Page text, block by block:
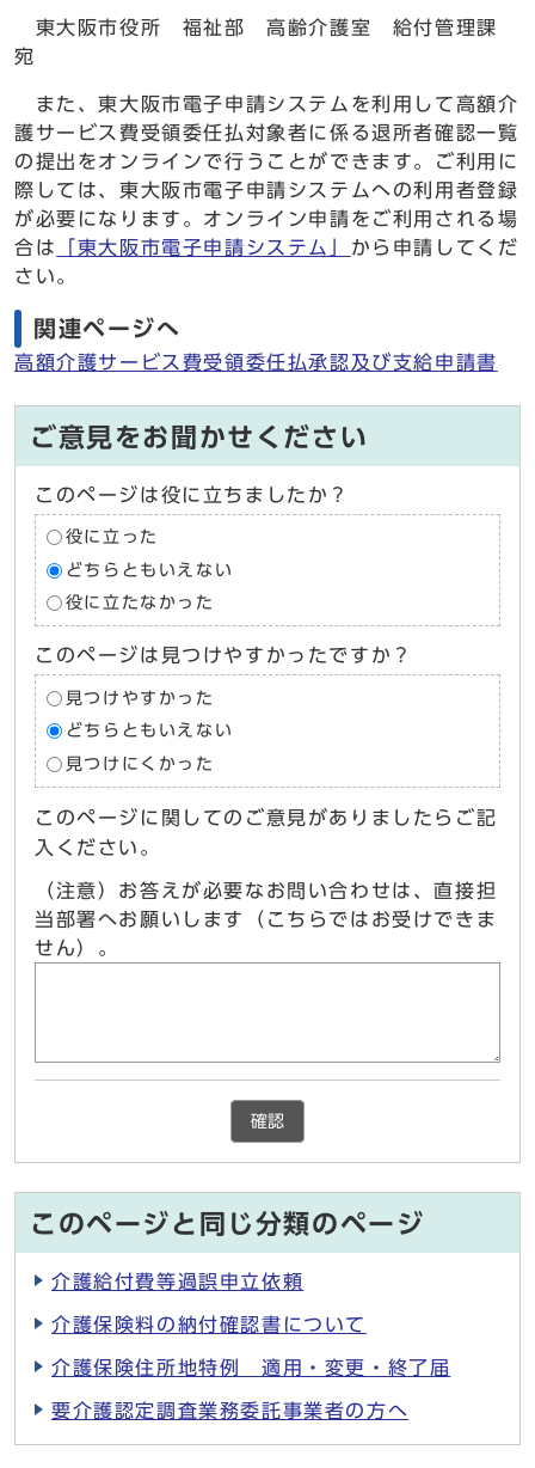
東大阪市役所 福祉部 高齢介護室 給付管理課
宛
また、東大阪市電子申請システムを利用して高額介
護サービス費受領委任払対象者に係る退所者確認一覧
の提出をオンラインで行うことができます。ご利用に
際しては、東大阪市電子申請システムへの利用者登録
が必要になります。オンライン申請をご利用される場
合は
「東大阪市電子申請システム」 から申請してくだ
さい。
関連ページへ
高額介護サービス費受領委任払承認及び支給申請書
ご意見をお聞かせください
このページは役に立ちましたか？
役に立った
どちらともいえない
役に立たなかった
このページは見つけやすかったですか？
見つけやすかった
どちらともいえない
見つけにくかった
このページに関してのご意見がありましたらご記
入ください。
（注意）お答えが必要なお問い合わせは、直接担
当部署へお願いします（こちらではお受けできま
せん）。
確認
このページと同じ分類のページ
介護給付費等過誤申立依頼
介護保険料の納付確認書について
介護保険住所地特例 適用・変更・終了届
要介護認定調査業務委託事業者の方へ